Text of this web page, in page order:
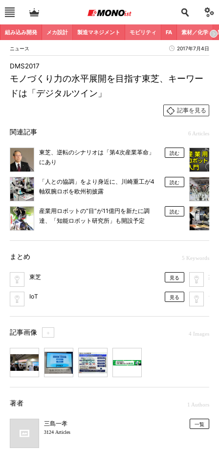
組み込み開発 メカ設計 製造マネジメント モビリティ FA 素材／化学
ニュース 2017年7月4日
モノづくり力の水平展開を目指す東芝、キーワー
ドは「デジタルツイン」
DMS2017
記事を見る
関連記事 6 Articles
東芝、逆転のシナリオは「第4次産業革命」
にあり
読む
「人との協調」をより身近に、川崎重工が4
軸双腕ロボを欧州初披露
読む
産業用ロボットの“目”が11億円を新たに調
達、「知能ロボット研究所」も開設予定
読む
まとめ 5 Keywords
東芝 見る
IoT 見る
製
デ
記事画像 ＋ 4 Images
著者 1 Authors
三島一孝
3124 Articles
一覧